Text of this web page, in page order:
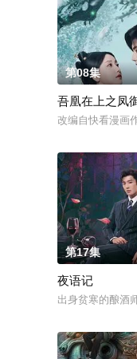
第08集
吾凰在上之凤
改编自快看漫画
第17集
夜语记
出身贫寒的酿酒